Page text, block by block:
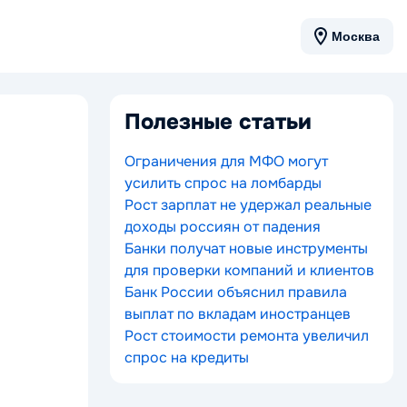
Москва
Полезные статьи
Ограничения для МФО могут
усилить спрос на ломбарды
Рост зарплат не удержал реальные
доходы россиян от падения
Банки получат новые инструменты
для проверки компаний и клиентов
Банк России объяснил правила
выплат по вкладам иностранцев
Рост стоимости ремонта увеличил
спрос на кредиты